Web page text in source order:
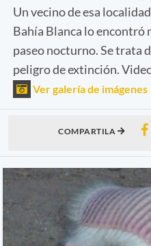
Un vecino de esa
Bahía Blanca lo encontró
paseo nocturno. Se trata
peligro de extinción.
Ver galería de imágenes
COMPARTILA